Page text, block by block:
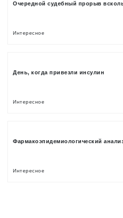
Очередной судебный прорыв
Интересное
День, когда привезли инсулин
Интересное
Фармакоэпидемиологический
Интересное